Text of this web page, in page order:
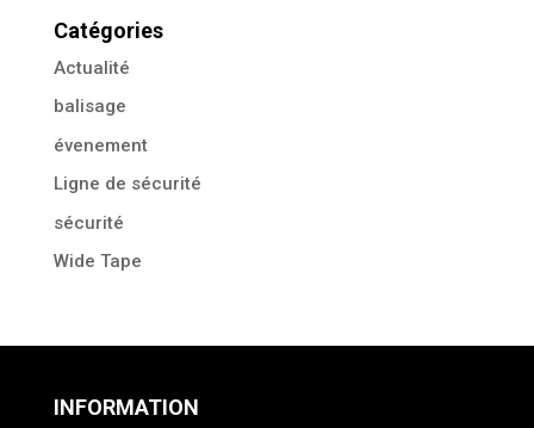
Catégories
Actualité
balisage
évenement
Ligne de sécurité
sécurité
Wide Tape
INFORMATION